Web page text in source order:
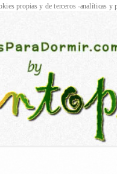
propias y de terceros -analíticas y